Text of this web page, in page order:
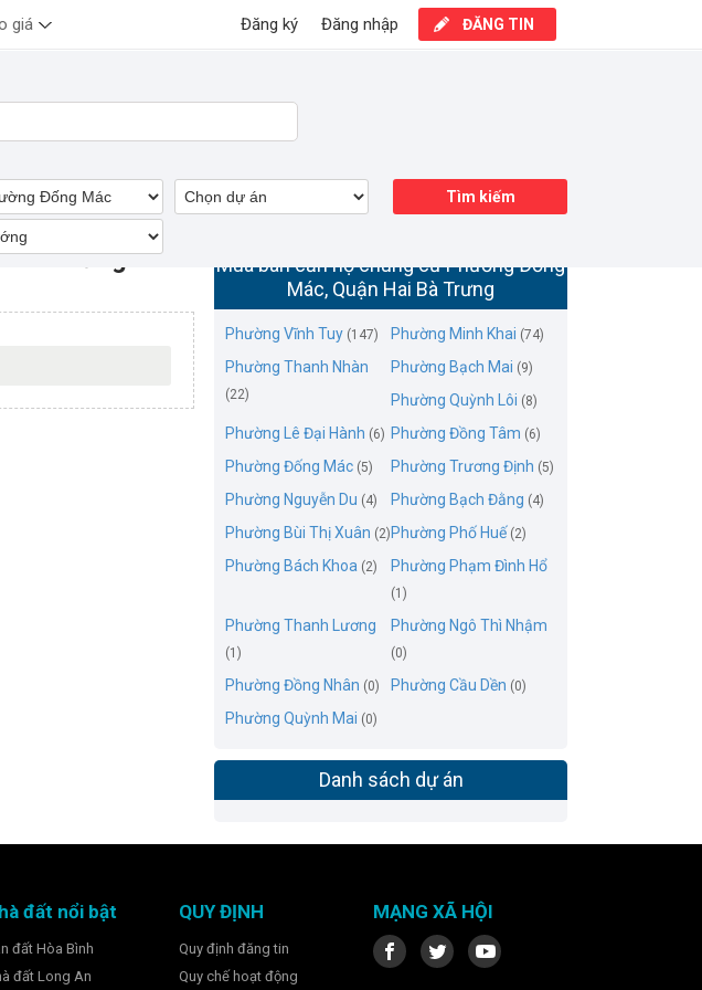
Bà Trưng
Mua bán căn hộ chung cư Phường Đống
Mác, Quận Hai Bà Trưng
Phường Vĩnh Tuy (147) Phường Minh Khai (74)
Phường Thanh Nhàn
(22)
Phường Bạch Mai (9)
Phường Quỳnh Lôi (8)
Phường Lê Đại Hành (6) Phường Đồng Tâm (6)
Phường Đống Mác (5) Phường Trương Định (5)
Phường Nguyễn Du (4) Phường Bạch Đằng (4)
Phường Bùi Thị Xuân (2) Phường Phố Huế (2)
Phường Bách Khoa (2) Phường Phạm Đình Hổ
(1)
Phường Thanh Lương
(1)
Phường Ngô Thì Nhậm
(0)
Phường Đồng Nhân (0) Phường Cầu Dền (0)
Phường Quỳnh Mai (0)
Danh sách dự án
Tìm kiếm
giá ĐĂNG TIN
Đăng nhập
Đăng ký
đất nổi bật
đất Hòa Bình
đất Long An
QUY ĐỊNH
Quy định đăng tin
Quy chế hoạt động
MẠNG XÃ HỘI